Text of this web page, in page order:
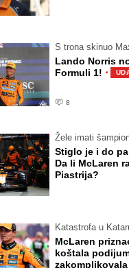
S trona skinuo
Lando Norris
Formuli 1! ·
8
Žele imati
Stiglo je i do
Da li McLaren
Piastrija?
Katastrofa u
McLaren
koštala